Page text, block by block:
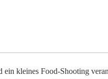
ein kleines Food-Shooting